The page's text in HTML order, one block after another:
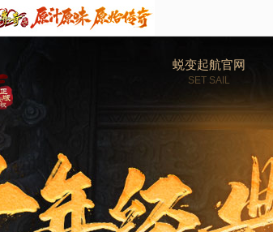
蜕变起航官网
SET SAIL